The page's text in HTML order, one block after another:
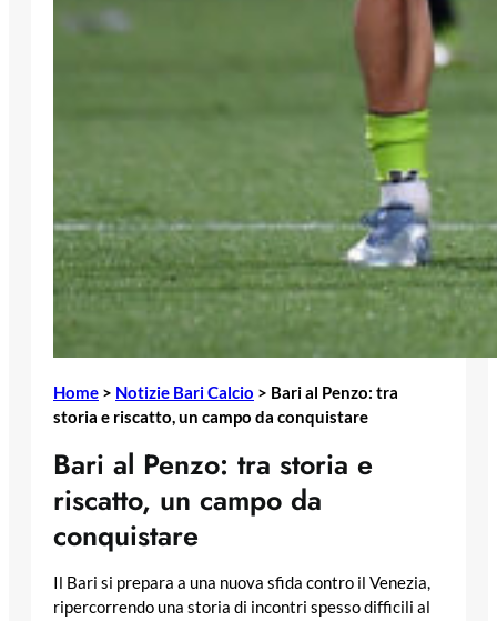
Home > Notizie Bari Calcio > Bari al Penzo: tra
storia e riscatto, un campo da conquistare
Bari al Penzo: tra storia e
riscatto, un campo da
conquistare
Il Bari si prepara a una nuova sfida contro il Venezia,
ripercorrendo una storia di incontri spesso difficili al